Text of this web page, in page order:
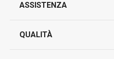
ASSISTENZA
QUALITÀ